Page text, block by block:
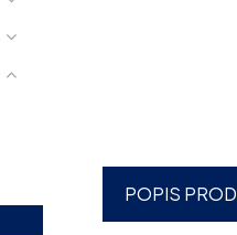
POPIS